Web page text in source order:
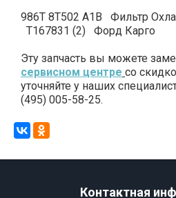
986T 8T502 A1B Фильтр
T167831 (2) Форд Карго
Эту запчасть вы можете
сервисном центре со
уточняйте у наших
(495) 005-58-25.
Контактная